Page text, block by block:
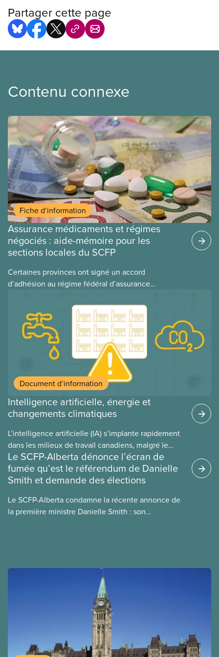
Partager cette page
Contenu connexe
Fiche d’information
Assurance médicaments et régimes
négociés : aide-mémoire pour les
sections locales du SCFP
Certaines provinces ont signé un accord
d’adhésion au régime fédéral d’assurance
ces provinces s’interrogent sur l’incidence que ce
régime pourrait avoir sur leurs avantages
sociaux actuels.
Document d’information
Intelligence artificielle, énergie et
changements climatiques
L’intelligence artificielle (IA) s’implante rapidement
dans les milieux de travail canadiens, malgré le
manque de lois et de règlements pour l’encadrer et
de tests menés en amont. Le présent document
d’information porte sur la consommation
environnementales, le rôle du secteur privé dans
l’intensification de ces conséquences et les
Le SCFP-Alberta dénonce l’écran de
fumée qu’est le référendum de Danielle
Smith et demande des élections
Le SCFP-Alberta condamne la récente annonce de
la première ministre Danielle Smith : son